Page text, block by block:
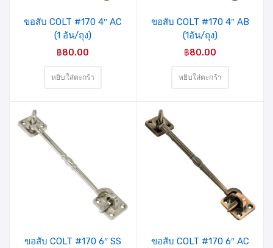
ขอสับ COLT #170 4″ AC
(1 อัน/ถุง)
฿80.00
หยิบใส่ตะกร้า
ขอสับ COLT #170 4″ AB
(1อัน/ถุง)
฿80.00
หยิบใส่ตะกร้า
ขอสับ COLT #170 6″ SS
ขอสับ COLT #170 6″ AC